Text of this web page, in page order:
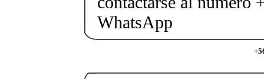
WhatsApp